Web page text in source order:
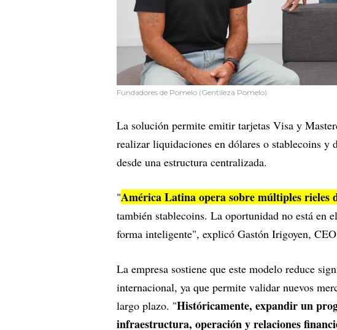
Fundadores de Pomelo (Gentileza Pomelo)
La solución permite emitir tarjetas Visa y
realizar liquidaciones en dólares o stablecoins
desde una estructura centralizada.
"América Latina opera sobre múltiples rieles
también stablecoins. La oportunidad no está en
forma inteligente", explicó Gastón Irigoyen,
La empresa sostiene que este modelo reduce
internacional, ya que permite validar nuevos
largo plazo. "Históricamente, expandir un
infraestructura, operación y relaciones